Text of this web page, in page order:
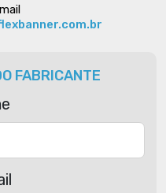
FABRICANTE